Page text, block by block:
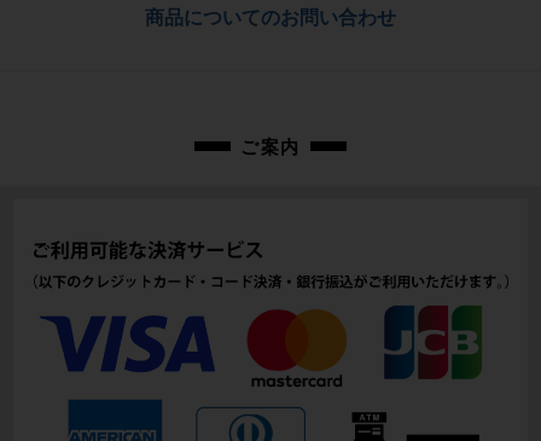
145mm
シートチューブ
475mm
トップチューブ
商品についてのお問い合わせ
ご案内